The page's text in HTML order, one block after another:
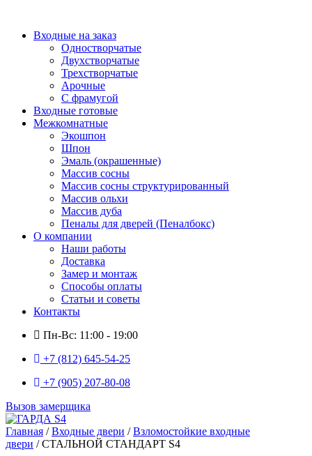
содержимому
Входные на заказ
Одностворчатые
Двухстворчатые
Трехстворчатые
Арочные
С фрамугой
Входные готовые
Межкомнатные
Экошпон
Шпон
Эмаль (окрашенные)
Массив сосны
Массив сосны структурированный
Массив ольхи
Массив дуба
Пеналы для дверей (Пеналбокс)
О компании
Наши работы
Доставка
Замер и монтаж
Способы оплаты
Статьи и советы
Контакты
Пн-Вс: 11:00 - 19:00
+7 (812) 645-54-25
+7 (905) 207-80-08
Вызов замерщика
Главная /Входные двери /Взломостойкие входные
двери / СТАЛЬНОЙ СТАНДАРТ S4